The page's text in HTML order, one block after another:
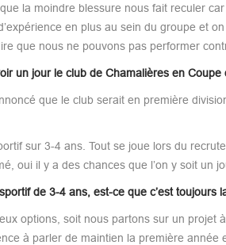
la moindre blessure nous fait reculer
en plus au sein du groupe et
que nous ne pouvons pas performer
un jour le club de Chamalières en Coupe
que le club serait en première
sur 3-4 ans. Tout se joue lors du
oui il y a des chances que l’on y soit un
de 3-4 ans, est-ce que c’est toujours
options, soit nous partons sur un
à parler de maintien la première